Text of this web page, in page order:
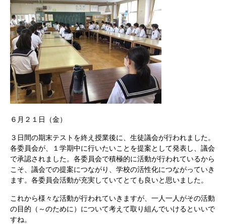
６月２１日（金）
３日間の期末テストを終え授業後に、生徒議会が行われました。
各委員会が、１学期中に行いたいことを提案として発表し、議会
で承認されました。各委員会で積極的に活動が行われているから
こそ、議会での提案につながり、学校の活性化につながっていき
ます。各委員会活動が充実していてとても良いと思いました。
これから様々な活動が行われていきますが、一人一人がその活動
の目的（～のために）について考えて取り組んでいけるといいで
すね。